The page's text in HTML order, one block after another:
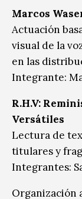
Marcos
Actuación
visual de la
en las
Integrante:
R.H.V:
Versátiles
Lectura de
titulares y
Integrantes:
Organización